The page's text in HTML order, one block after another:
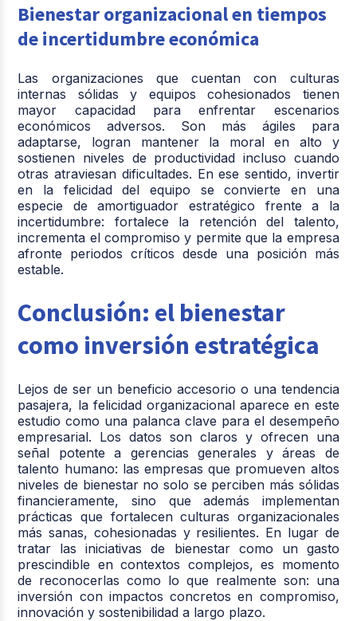
Bienestar organizacional en tiempos
de incertidumbre económica
Las organizaciones que cuentan con culturas
internas sólidas y equipos cohesionados tienen
mayor capacidad para enfrentar escenarios
económicos adversos. Son más ágiles para
adaptarse, logran mantener la moral en alto y
sostienen niveles de productividad incluso cuando
otras atraviesan dificultades. En ese sentido, invertir
en la felicidad del equipo se convierte en una
especie de amortiguador estratégico frente a la
incertidumbre: fortalece la retención del talento,
incrementa el compromiso y permite que la empresa
afronte periodos críticos desde una posición más
estable.
Conclusión: el bienestar
como inversión estratégica
Lejos de ser un beneficio accesorio o una tendencia
pasajera, la felicidad organizacional aparece en este
estudio como una palanca clave para el desempeño
empresarial. Los datos son claros y ofrecen una
señal potente a gerencias generales y áreas de
talento humano: las empresas que promueven altos
niveles de bienestar no solo se perciben más sólidas
financieramente, sino que además implementan
prácticas que fortalecen culturas organizacionales
más sanas, cohesionadas y resilientes. En lugar de
tratar las iniciativas de bienestar como un gasto
prescindible en contextos complejos, es momento
de reconocerlas como lo que realmente son: una
inversión con impactos concretos en compromiso,
innovación y sostenibilidad a largo plazo.